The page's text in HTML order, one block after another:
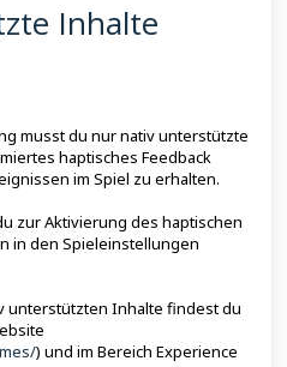
Inhalte
musst du nur nativ unterstützte
haptisches Feedback
im Spiel zu erhalten.
zur Aktivierung des haptischen
in den Spieleinstellungen
unterstützten Inhalte findest du
) und im Bereich Experience